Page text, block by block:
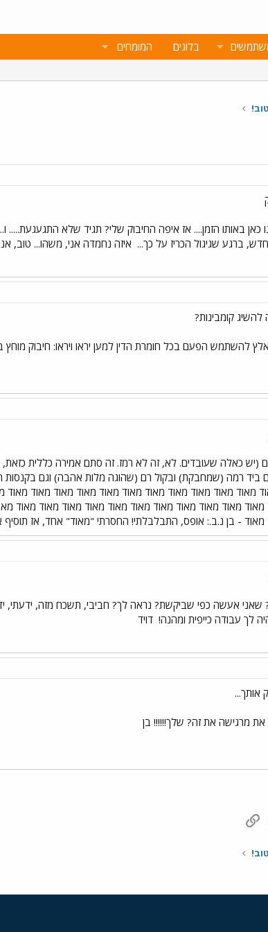
בלוגים המומחים
כאן באותו הזמן.... אז איפה החיבוק שלי? תגיד שלא
ברגע שגיגול הכריז על כך... איזה נחמדה אני, משהו... טוב,
קומבינות?
להשתמש הפעם בכל חומרת הדין למען יראו ויראו: חיבוק
(יש כאלה שעובדים. לא, זה לא רמז. זה סתם אמירה כללית
ביד רמה (שמחבקת) ובקול רם (שהוגה מלות אהבה) וגם
מאוד מאוד מאוד מאוד מאוד מאוד מאוד מאוד מאוד מאוד מאוד
מאוד מאוד מאוד מאוד מאוד מאוד מאוד מאוד מאוד מאוד מאוד
מאוד - בן נ.ב.: אופס, התבלבלתי! החסרתי "מאוד" אחד, אז תוסיף
אעשה כפי שביקשת? נראה לך? חביבי, תשכח מזה, ידעתי,
לך עבודה כייפית ומהנה! דויד
אותך...
את מרגישה את זה? שלך!!!!!! בן
דואר אלקטרוני